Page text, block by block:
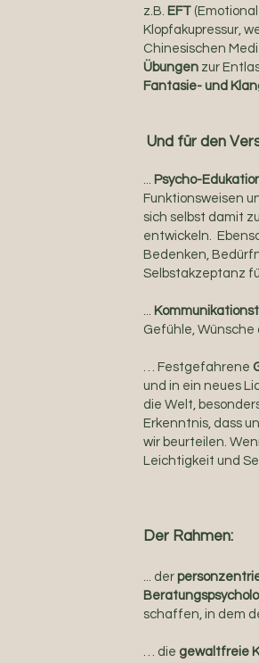
z.B. EFT
Klopfakupressur,
Chinesischen
Übungen zur
Fantasie- und
Und für den
... Psycho-
Funktionsweisen
sich selbst damit
entwickeln.
Bedenken,
Selbstakzeptanz
...
Gefühle, Wünsche
… Festgefahrene
und in ein neues
die Welt,
Erkenntnis, dass
wir beurteilen.
Leichtigkeit und
Der Rahmen:
... der
schaffen, in dem
… die gewaltfreie